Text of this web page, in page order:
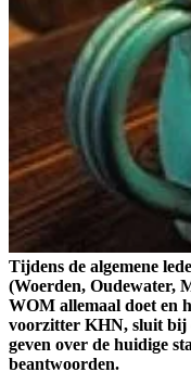
Tijdens de algemene
(Woerden, Oudewater,
WOM allemaal doet en
voorzitter KHN, sluit bij
geven over de huidige
beantwoorden.